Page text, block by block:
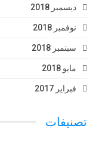
ديسمبر 2018
نوفمبر 2018
سبتمبر 2018
مايو 2018
فبراير 2017
تصنيفات